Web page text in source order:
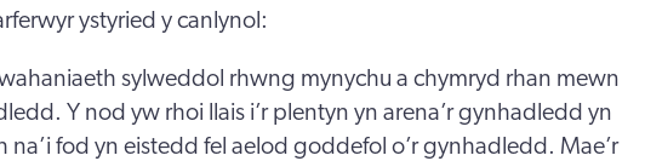
ystyried y canlynol:
sylweddol rhwng mynychu a chymryd rhan mewn
Y nod yw rhoi llais i’r plentyn yn arena’r gynhadledd yn
na’i fod yn eistedd fel aelod goddefol o’r gynhadledd. Mae’r